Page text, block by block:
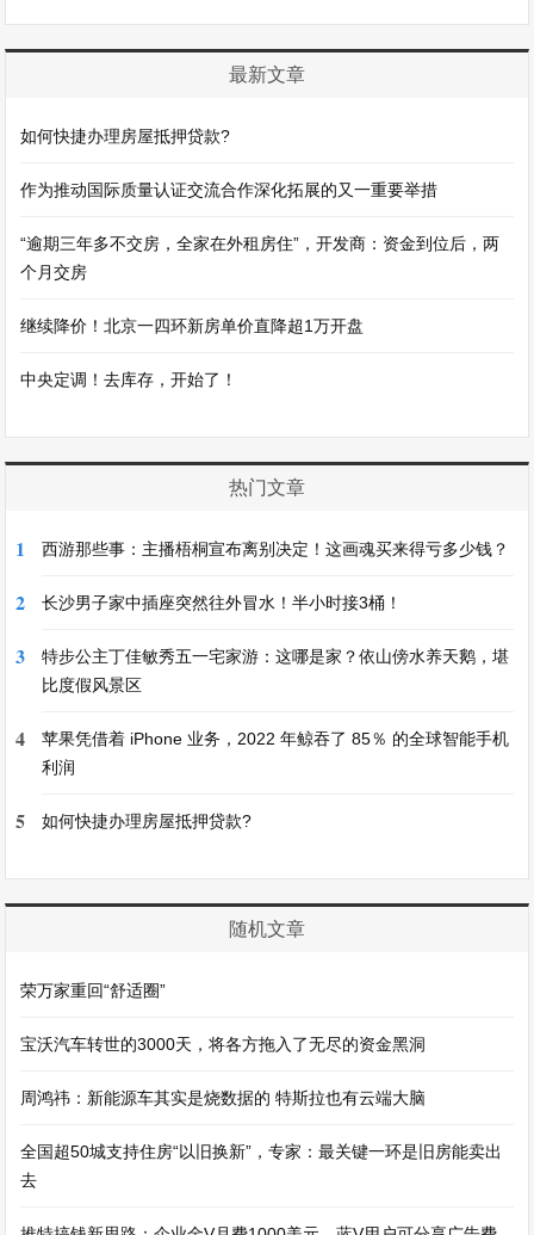
最新文章
如何快捷办理房屋抵押贷款?
作为推动国际质量认证交流合作深化拓展的又一重要举措
“逾期三年多不交房，全家在外租房住”，开发商：资金到位后，两
个月交房
继续降价！北京一四环新房单价直降超1万开盘
中央定调！去库存，开始了！
热门文章
1 西游那些事：主播梧桐宣布离别决定！这画魂买来得亏多少钱？
2 长沙男子家中插座突然往外冒水！半小时接3桶！
3
特步公主丁佳敏秀五一宅家游：这哪是家？依山傍水养天鹅，堪
比度假风景区
4
苹果凭借着 iPhone 业务，2022 年鲸吞了 85％ 的全球智能手机
利润
5 如何快捷办理房屋抵押贷款?
随机文章
荣万家重回“舒适圈”
宝沃汽车转世的3000天，将各方拖入了无尽的资金黑洞
周鸿祎：新能源车其实是烧数据的 特斯拉也有云端大脑
全国超50城支持住房“以旧换新”，专家：最关键一环是旧房能卖出
去